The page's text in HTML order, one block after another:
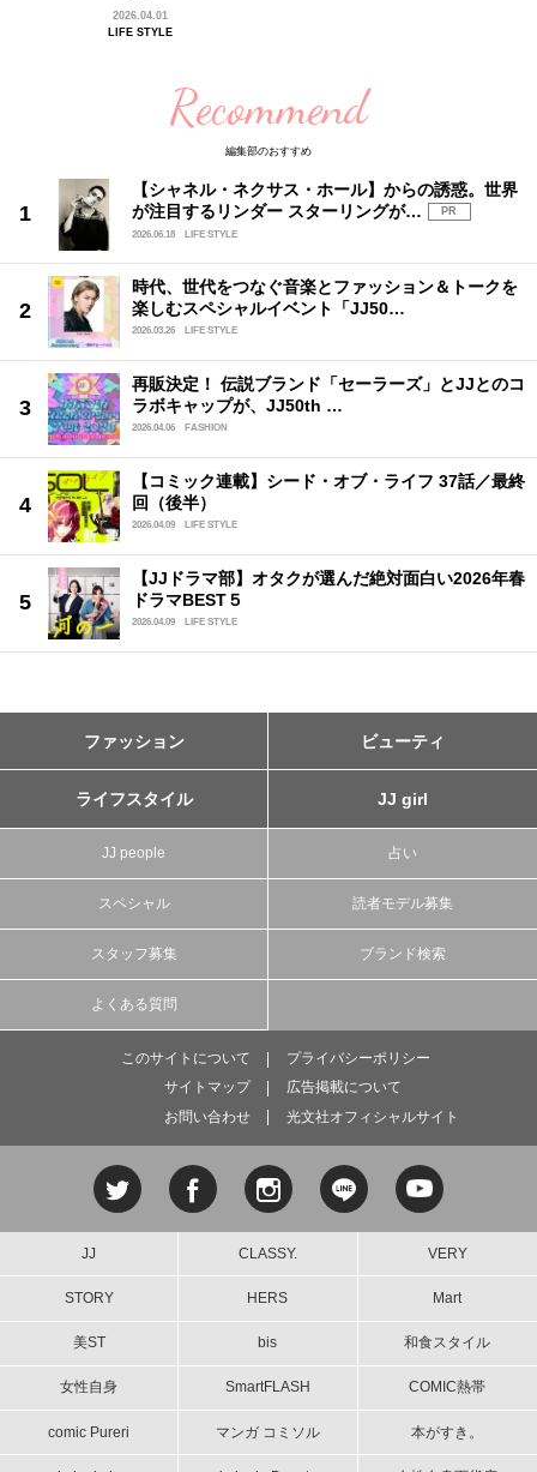
2026.04.01
LIFE STYLE
Recommend
編集部のおすすめ
【シャネル・ネクサス・ホール】からの誘惑。世界
が注目するリンダー スターリングが…
PR
2026.06.18
LIFE STYLE
時代、世代をつなぐ音楽とファッション＆トークを
楽しむスペシャルイベント「JJ50…
2026.03.26 LIFE STYLE
再販決定！ 伝説ブランド「セーラーズ」とJJとのコ
ラボキャップが、JJ50th …
2026.04.06 FASHION
【コミック連載】シード・オブ・ライフ 37話／最終
回（後半）
2026.04.09 LIFE STYLE
【JJドラマ部】オタクが選んだ絶対面白い2026年春
ドラマBEST５
2026.04.09 LIFE STYLE
ファッション ビューティ
ライフスタイル JJ girl
JJ people 占い
スペシャル 読者モデル募集
スタッフ募集 ブランド検索
よくある質問
このサイトについて
プライバシーポリシー
サイトマップ
広告掲載について
お問い合わせ
光文社オフィシャルサイト
JJ CLASSY. VERY
STORY HERS Mart
美ST bis 和食スタイル
女性自身 SmartFLASH COMIC熱帯
comic Pureri マンガ コミソル 本がすき。